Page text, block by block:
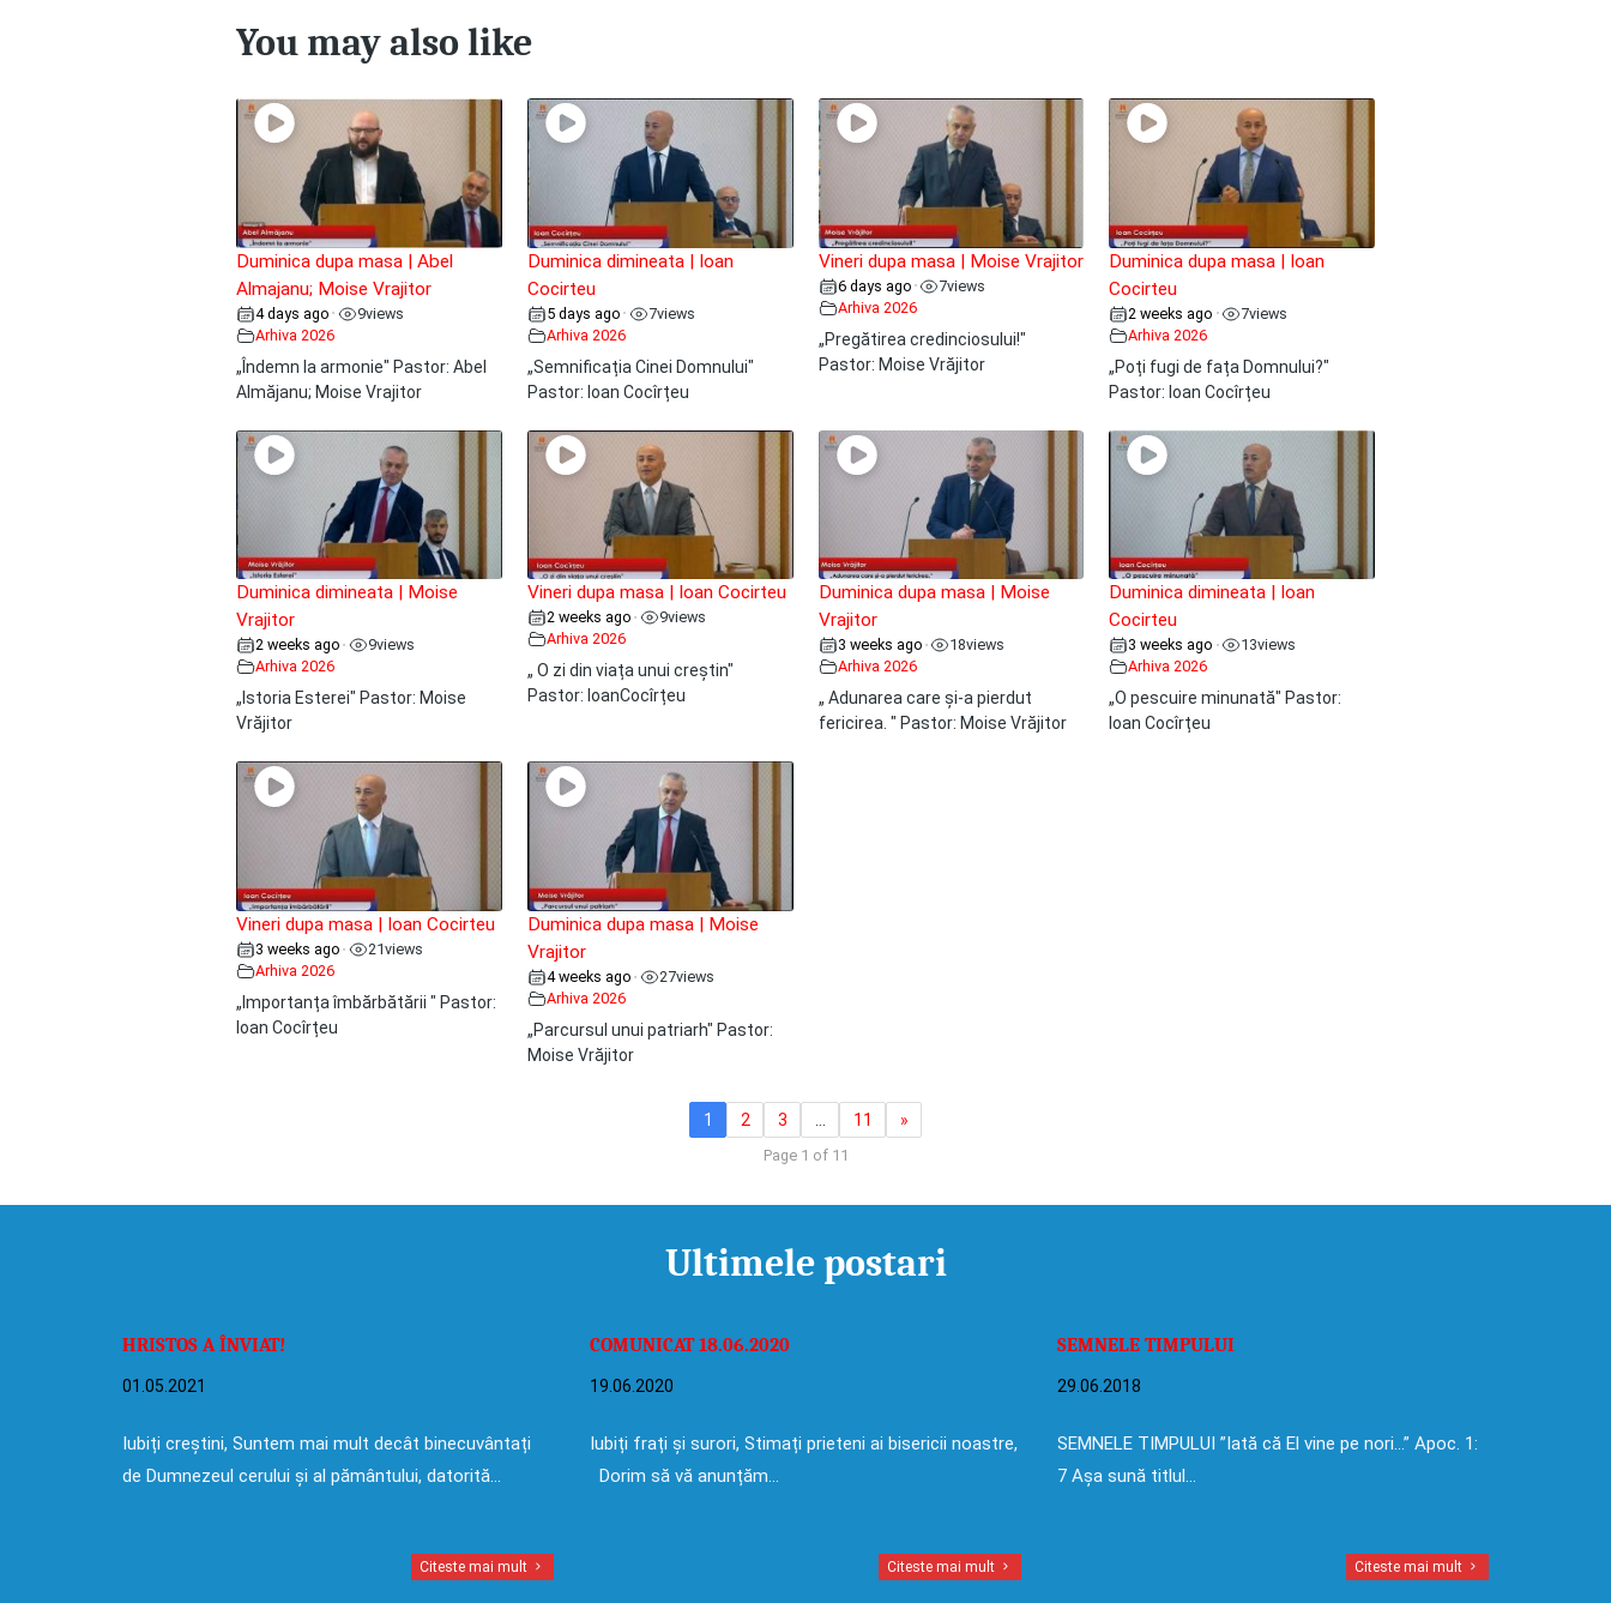
You may also like
Duminica dupa masa | Abel
Almajanu; Moise Vrajitor
4 days ago • 9views
Arhiva 2026
„Îndemn la armonie" Pastor: Abel
Almăjanu; Moise Vrajitor
Duminica dimineata | Ioan
Cocirteu
5 days ago • 7views
Arhiva 2026
„Semnificația Cinei Domnului"
Pastor: Ioan Cocîrțeu
Vineri dupa masa | Moise Vrajitor
6 days ago • 7views
Arhiva 2026
„Pregătirea credinciosului!"
Pastor: Moise Vrăjitor
Duminica dupa masa | Ioan
Cocirteu
2 weeks ago • 7views
Arhiva 2026
„Poți fugi de fața Domnului?"
Pastor: Ioan Cocîrțeu
Duminica dimineata | Moise
Vrajitor
2 weeks ago • 9views
Arhiva 2026
„Istoria Esterei" Pastor: Moise
Vrăjitor
Vineri dupa masa | Ioan Cocirteu
2 weeks ago • 9views
Arhiva 2026
„ O zi din viața unui creștin"
Pastor: IoanCocîrțeu
Duminica dupa masa | Moise
Vrajitor
3 weeks ago • 18views
Arhiva 2026
„ Adunarea care și-a pierdut
fericirea. " Pastor: Moise Vrăjitor
Duminica dimineata | Ioan
Cocirteu
3 weeks ago • 13views
Arhiva 2026
„O pescuire minunată" Pastor:
Ioan Cocîrțeu
Vineri dupa masa | Ioan Cocirteu
3 weeks ago • 21views
Arhiva 2026
„Importanța îmbărbătării " Pastor:
Ioan Cocîrțeu
Duminica dupa masa | Moise
Vrajitor
4 weeks ago • 27views
Arhiva 2026
„Parcursul unui patriarh" Pastor:
Moise Vrăjitor
1 2 3 11 »
Page 1 of 11
Ultimele postari
HRISTOS A ÎNVIAT!
01.05.2021
Iubiți creștini, Suntem mai mult decât binecuvântați
de Dumnezeul cerului și al pământului, datorită…
Citeste mai mult
COMUNICAT 18.06.2020
19.06.2020
Iubiți frați și surori, Stimați prieteni ai bisericii noastre,
Dorim să vă anunțăm…
Citeste mai mult
SEMNELE TIMPULUI
29.06.2018
SEMNELE TIMPULUI ”Iată că El vine pe nori…” Apoc. 1:
7 Așa sună titlul…
Citeste mai mult